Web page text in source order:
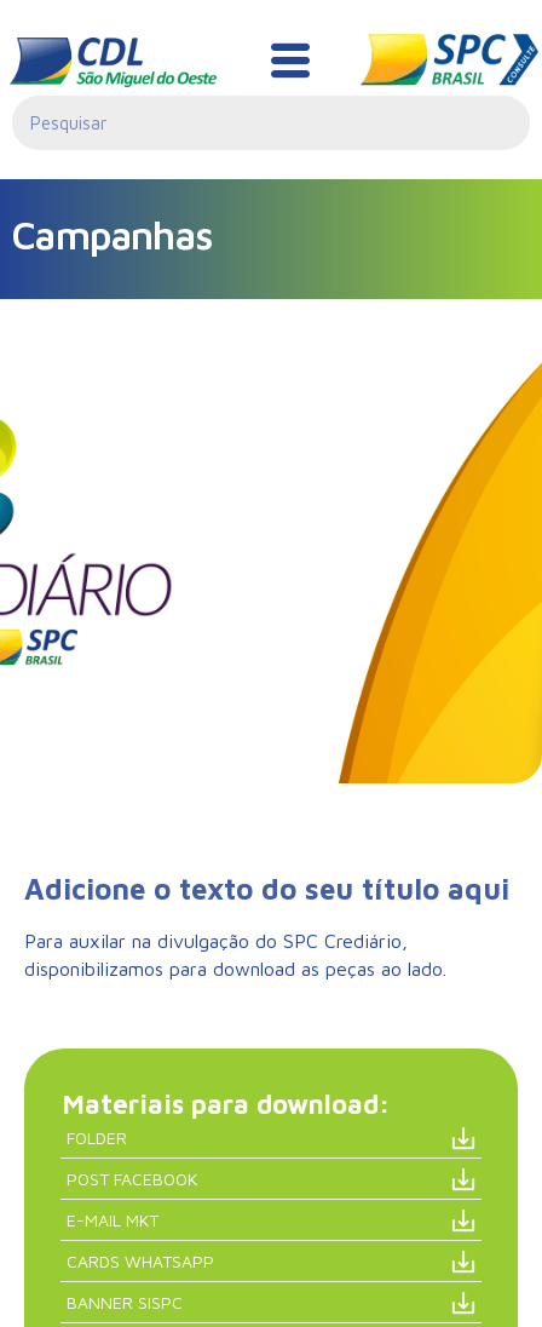
Campanhas
Adicione o texto do seu título aqui
Para auxilar na divulgação do SPC Crediário,
disponibilizamos para download as peças ao lado.
Materiais para download:
FOLDER
POST FACEBOOK
E-MAIL MKT
CARDS WHATSAPP
BANNER SISPC